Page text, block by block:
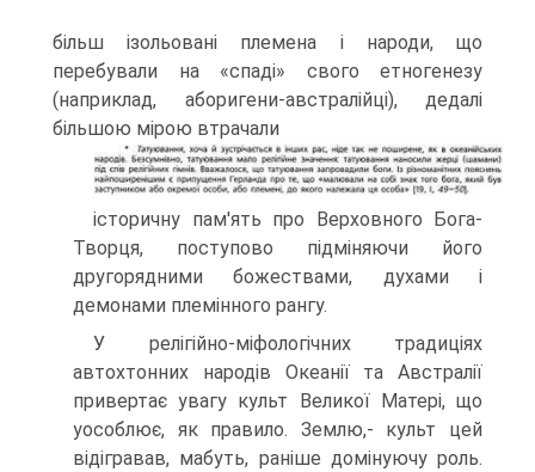
більш ізольовані племена і народи, що
перебували на «спаді» свого ет­ногенезу
(наприклад, аборигени-австралійці), дедалі
більшою мірою втрачали
історичну пам'ять про Верховного Бога-
Творця, поступово підміняючи його
другорядними божествами, духами і
демонами племінного рангу.
У релігійно-міфологічних традиціях
автохтонних народів Океанії та Авст­ралії
привертає увагу культ Великої Матері, що
уособлює, як правило. Землю,- культ цей
відігравав, мабуть, раніше домінуючу роль.